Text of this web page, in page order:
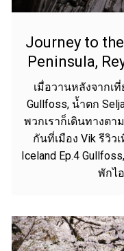
Journey to
Peninsula,
เมื่อวานหลังจากเ
Gullfoss, น้ำตก
พวกเราก็เดินทางต
กันที่เมือง Vik รีวิว
Iceland Ep.4
พักไ